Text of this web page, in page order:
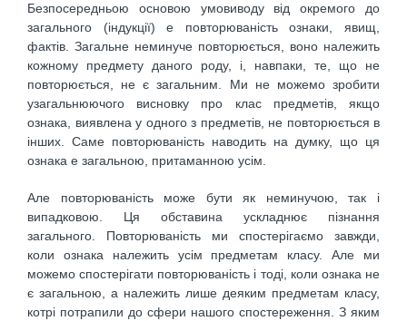
Безпосередньою основою умовиводу від окремого до
загального (індукції) е повторюваність ознаки, явищ,
фактів. Загальне неминуче повторюється, воно належить
кожному предмету даного роду, і, навпаки, те, що не
повторюється, не є загальним. Ми не можемо зробити
узагальнюючого висновку про клас предметів, якщо
ознака, виявлена у одного з предметів, не повторюється в
інших. Саме повторюваність наводить на думку, що ця
ознака е загальною, притаманною усім.
Але повторюваність може бути як неминучою, так і
випадковою. Ця обставина ускладнює пізнання
загального. Повторюваність ми спостерігаємо завжди,
коли ознака належить усім предметам класу. Але ми
можемо спостерігати повторюваність і тоді, коли ознака не
є загальною, а належить лише деяким предметам класу,
котрі потрапили до сфери нашого спостереження. З яким